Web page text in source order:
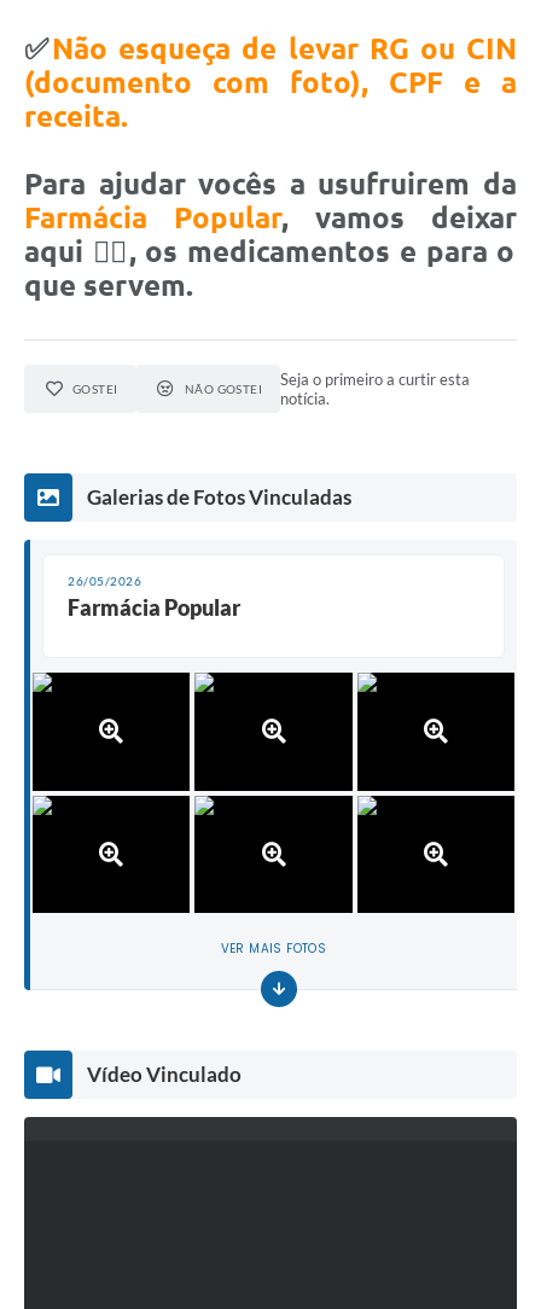
✅Não esqueça de levar RG ou CIN
(documento com foto), CPF e a
receita.
Para ajudar vocês a usufruirem da
Farmácia Popular, vamos deixar
aqui 👇🏻, os medicamentos e para o
que servem.
GOSTEI NÃO GOSTEI
Seja o primeiro a curtir esta
notícia.
Galerias de Fotos Vinculadas
26/05/2026
Farmácia Popular
VER MAIS FOTOS
Vídeo Vinculado